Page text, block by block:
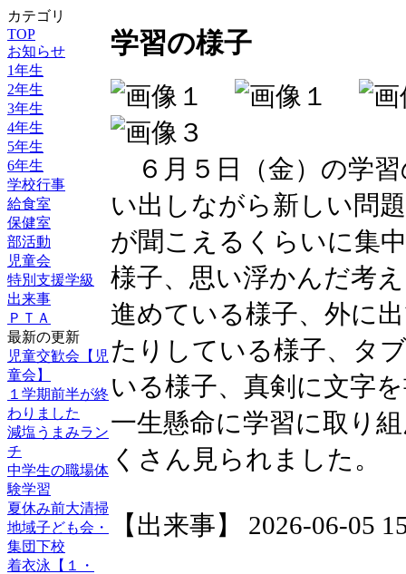
カテゴリ
TOP
お知らせ
1年生
2年生
3年生
4年生
5年生
6年生
学校行事
給食室
保健室
部活動
児童会
特別支援学級
出来事
ＰＴＡ
最新の更新
児童交歓会【児
童会】
１学期前半が終
わりました
減塩うまみラン
チ
中学生の職場体
験学習
夏休み前大清掃
地域子ども会・
集団下校
着衣泳【１・
学習の様子
６月５日（金）の学
い出しながら新しい問
が聞こえるくらいに集
様子、思い浮かんだ考
進めている様子、外に
たりしている様子、タ
いる様子、真剣に文字
一生懸命に学習に取り
くさん見られました。
【出来事】 2026-06-05